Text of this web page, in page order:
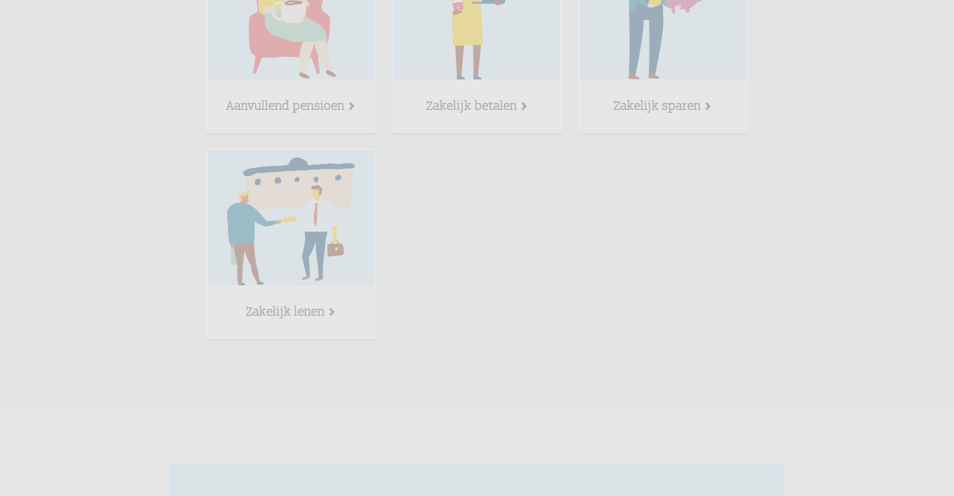
Aanvullend pensioen Zakelijk betalen Zakelijk sparen
Zakelijk lenen